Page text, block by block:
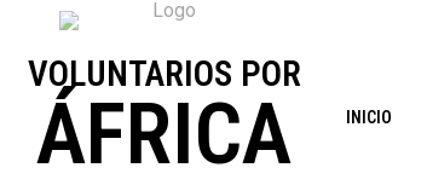
VOLUNTARIOS POR
ÁFRICA INICIO